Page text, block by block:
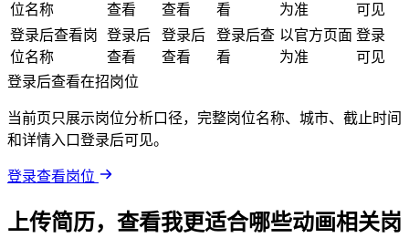
位名称
查看
查看
看
为准
可见
登录后查看岗
位名称
登录后
查看
登录后
查看
登录后查
看
以官方页面
为准
登录
可见
登录后查看在招岗位
当前页只展示岗位分析口径，完整岗位名称、城市、截止时间
和详情入口登录后可见。
登录查看岗位
上传简历，查看我更适合哪些动画相关岗